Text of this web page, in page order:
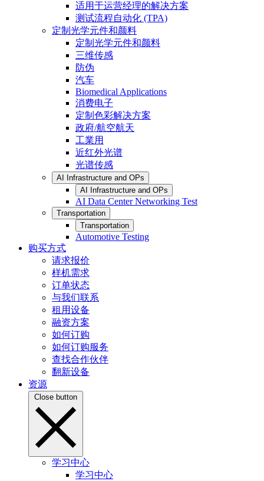
适用于运营经理的解决方案
测试流程自动化 (TPA)
定制光学元件和颜料
定制光学元件和颜料
三维传感
防伪
汽车
Biomedical Applications
消费电子
定制色彩解决方案
政府/航空航天
工業用
近红外光谱
光谱传感
AI Infrastructure and OPs
AI Infrastructure and OPs
AI Data Center Networking Test
Transportation
Transportation
Automotive Testing
购买方式
请求报价
样机需求
订单状态
与我们联系
租用设备
融资方案
如何订购
如何订购服务
查找合作伙伴
翻新设备
资源
Close button
学习中心
学习中心